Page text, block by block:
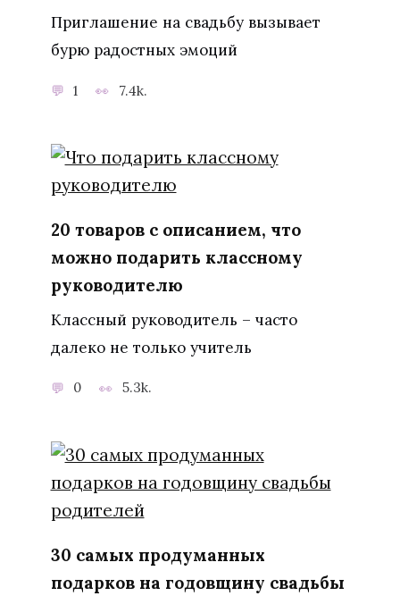
Приглашение на свадьбу вызывает
бурю радостных эмоций
1 7.4k.
20 товаров с описанием, что
можно подарить классному
руководителю
Классный руководитель – часто
далеко не только учитель
0 5.3k.
30 самых продуманных
подарков на годовщину свадьбы